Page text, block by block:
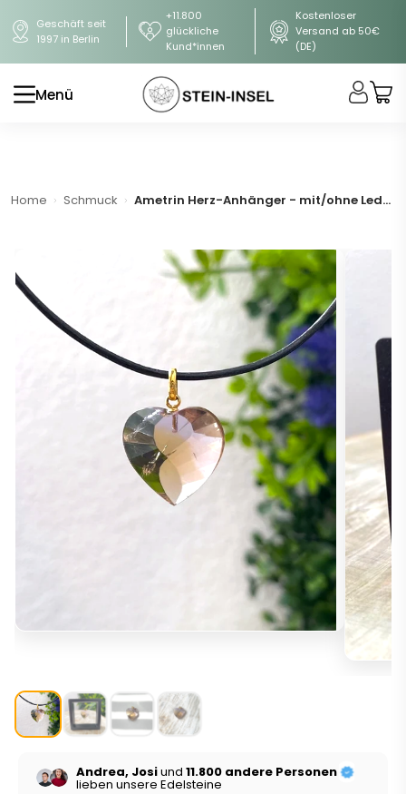
Geschäft seit
1997 in Berlin
+11.800
glückliche
Kund*innen
Kostenloser
Versand ab 50€
(DE)
Menü
Home Schmuck Ametrin Herz-Anhänger - mit/ohne Lederband (A-Qualität)
Andrea, Josiund11.800 andere Personen
lieben unsere Edelsteine